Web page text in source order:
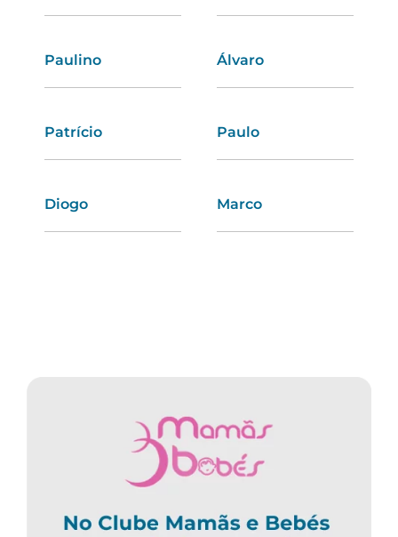
Paulino Álvaro
Patrício Paulo
Diogo Marco
Cidália Susana
Natacha Adelaide
Liliana Valentina